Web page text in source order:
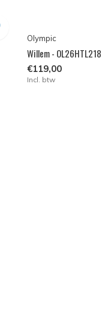
Olympic
Willem - OL26HTL218
€119,00
Incl. btw